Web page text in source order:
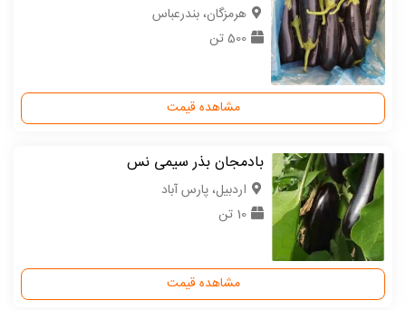
هرمزگان، بندرعباس
500 تن
مشاهده قیمت
بادمجان بذر سیمی نس
اردبیل، پارس آباد
10 تن
مشاهده قیمت